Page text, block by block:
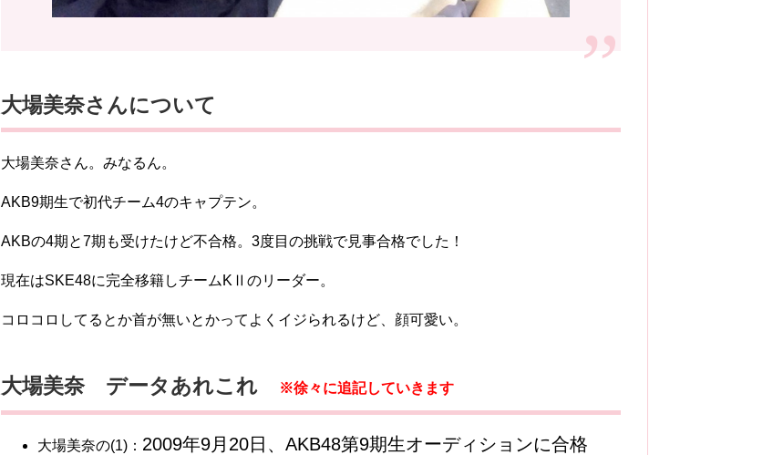
大場美奈さんについて
大場美奈さん。みなるん。
AKB9期生で初代チーム4のキャプテン。
AKBの4期と7期も受けたけど不合格。3度目の挑戦で見事合格でした！
現在はSKE48に完全移籍しチームKⅡのリーダー。
コロコロしてるとか首が無いとかってよくイジられるけど、顔可愛い。
大場美奈 データあれこれ ※徐々に追記していきます
大場美奈の(1)： 2009年9月20日、AKB48第9期生オーディションに合格